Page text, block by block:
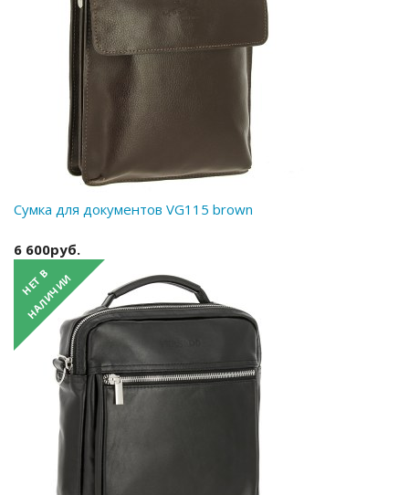
Сумка для документов VG115 brown
6 600руб.